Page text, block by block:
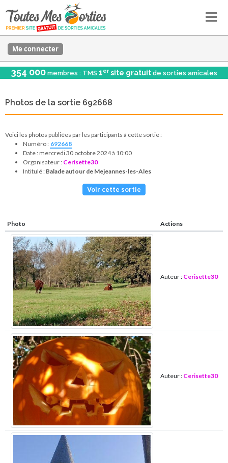
Me connecter
354 000 membres : TMS 1er site gratuit de sorties amicales
Photos de la sortie 692668
Voici les photos publiées par les participants à cette sortie :
Numéro : 692668
Date : mercredi 30 octobre 2024 à 10:00
Organisateur : Cerisette30
Intitulé : Balade autour de Mejeannes-les-Ales
Voir cette sortie
Photo Actions
Auteur : Cerisette30
Auteur : Cerisette30